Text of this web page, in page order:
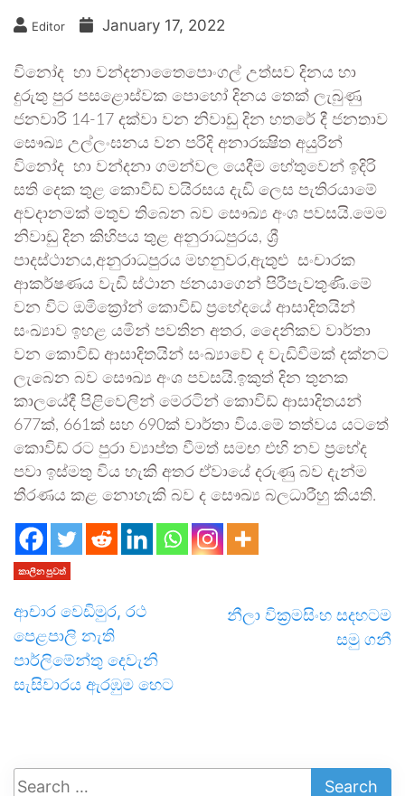
Editor January 17, 2022
විනෝද හා වන්දනාතෛපොංගල් උත්සව දිනය හා
දුරුතු පුර පසළොස්වක පොහෝ දිනය තෙක් ලැබුණු
ජනවාරි 14-17 දක්වා වන නිවාඩු දින හතරේ දී ජනතාව
සෞඛ්‍ය උල්ලංඝනය වන පරිදි අනාරක්‍ෂිත අයුරින්
විනෝද හා වන්දනා ගමන්වල යෙදීම හේතුවෙන් ඉදිරි
සති දෙක තුළ කොවිඩ් වයිරසය දැඩි ලෙස පැතිරයාමේ
අවදානමක් මතුව තිබෙන බව සෞඛ්‍ය අංශ පවසයි.මෙම
නිවාඩු දින කිහිපය තුළ අනුරාධපුරය, ශ්‍රී
පාදස්ථානය,අනුරාධපුරය මහනුවර,ඇතුළු සංචාරක
ආකර්ෂණය වැඩි ස්ථාන ජනයාගෙන් පිරීපැවතුණි.මේ
වන විට ඔමික්‍රෝන් කොවිඩ් ප්‍රභේදයේ ආසාදිතයින්
සංඛ්‍යාව ඉහළ යමින් පවතින අතර, දෛනිකව වාර්තා
වන කොවිඩ් ආසාදිතයින් සංඛ්‍යාවේ ද වැඩිවීමක් දක්නට
ලැබෙන බව සෞඛ්‍ය අංශ පවසයි.ඉකුත් දින තුනක
කාලයේදී පිළිවෙලින් මෙරටින් කොවිඩ් ආසාදිතයන්
677ක්, 661ක් සහ 690ක් වාර්තා විය.මේ තත්වය යටතේ
කොවිඩ් රට පුරා ව්‍යාප්ත වීමත් සමඟ එහි නව ප්‍රභේද
පවා ඉස්මතු විය හැකි අතර ඒවායේ දරුණු බව දැන්ම
තීරණය කළ නොහැකි බව ද සෞඛ්‍ය බලධාරීහු කියති.
කාලීන පුවත්
ආචාර වෙඩිමුර, රථ
පෙළපාලි නැති
පාර්ලිමේන්තු දෙවැනි
සැසිවාරය ඇරඹුම හෙට
නීලා වික්‍රමසිංහ සදහටම
සමු ගනී